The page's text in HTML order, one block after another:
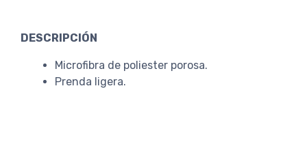
DESCRIPCIÓN
Microfibra de poliester porosa.
Prenda ligera.